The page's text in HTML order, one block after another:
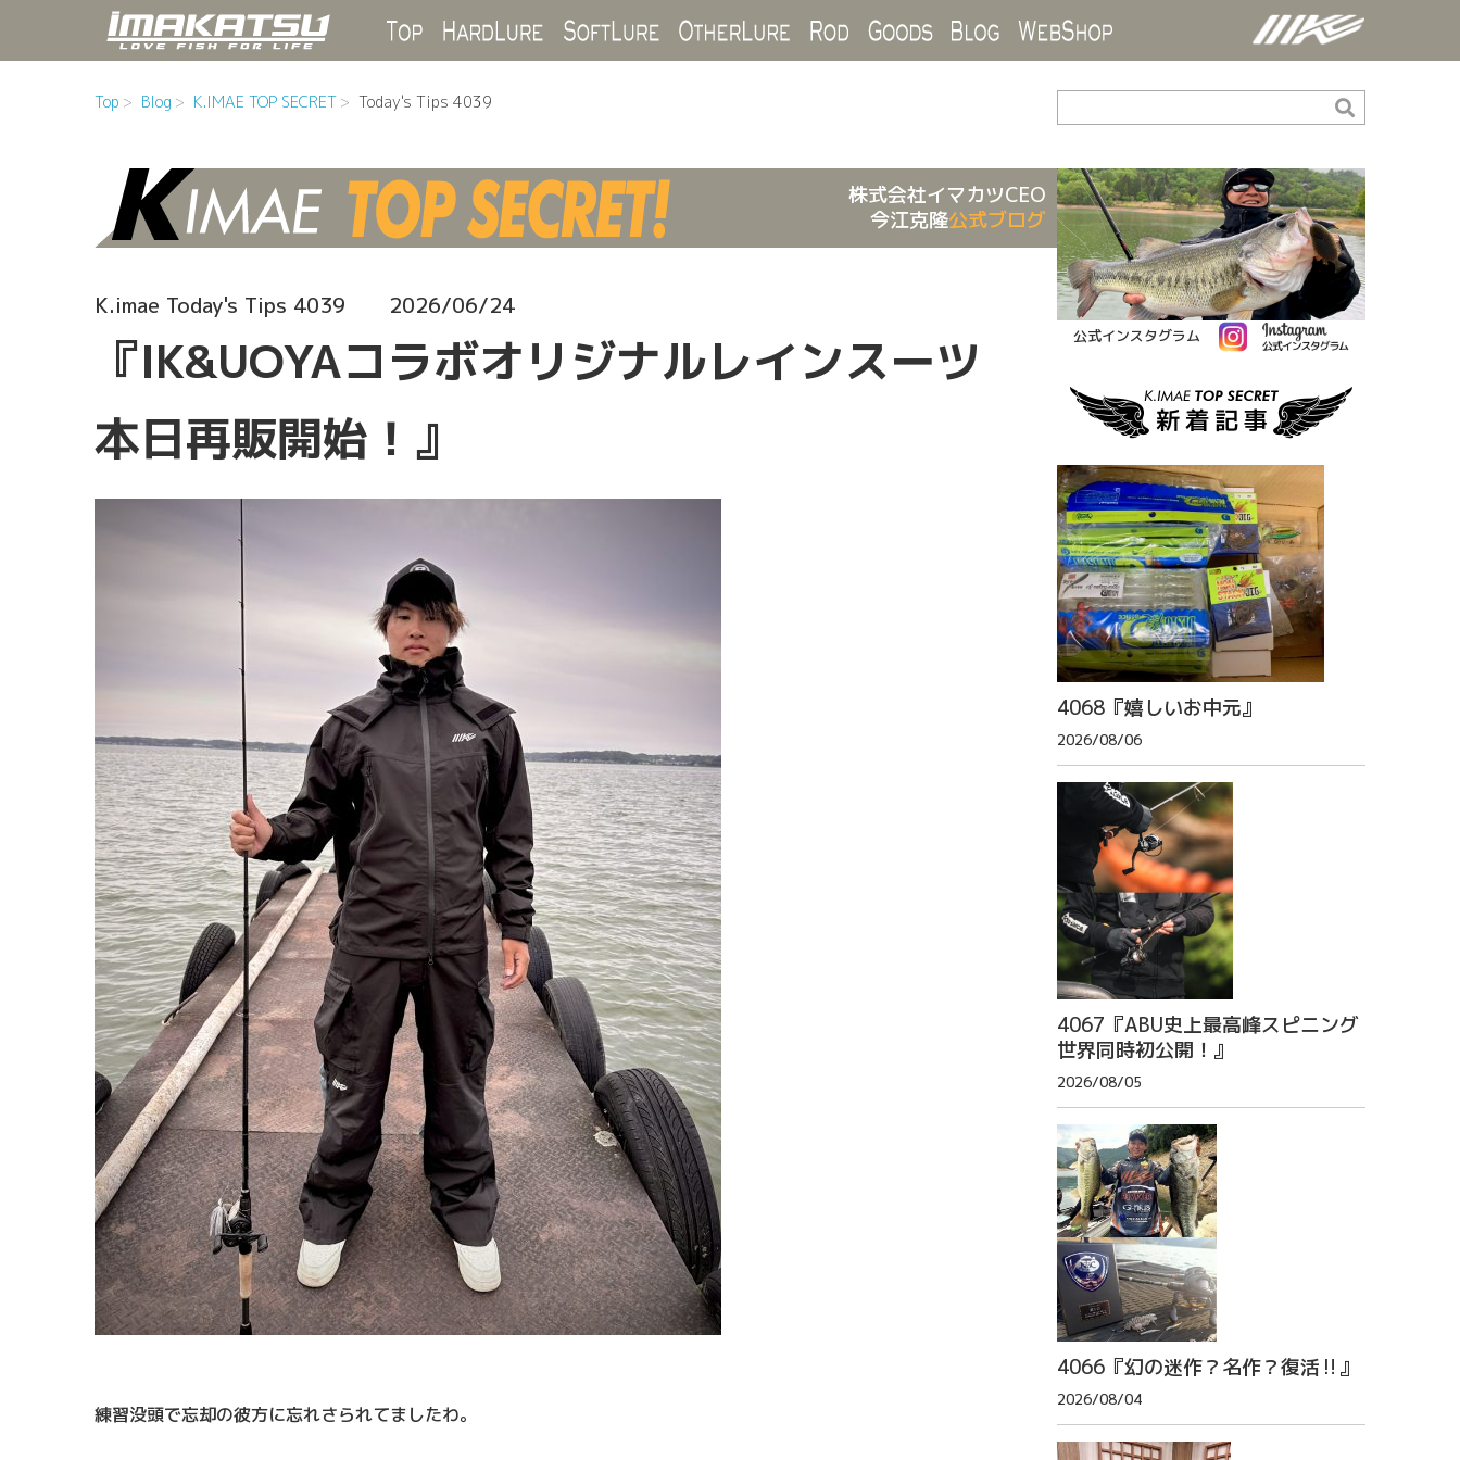
Top Hard Lure Soft Lure Other Lure
Rod Goods Blog
Top Blog K.IMAE TOP SECRET Today's Tips 4039
株式会社イマカツCEO
今江克隆公式ブログ
公式インスタグラム
K.imae Today's Tips 4039 2026/06/24
『IK&UOYAコラボオリジナルレインスーツ
本日再販開始！』
練習没頭で忘却の彼方に忘れさられてましたわ。
4068『嬉しいお中元』
2026/08/06
4067『ABU史上最高峰スピニング
世界同時初公開！』
2026/08/05
4066『幻の迷作？名作？復活‼』
2026/08/04